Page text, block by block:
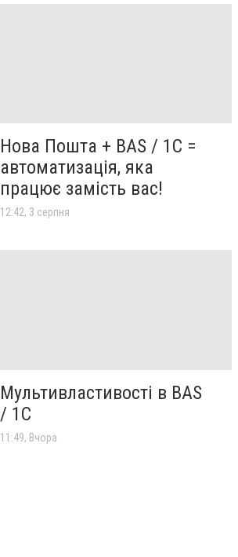
Нова Пошта + BAS / 1C =
автоматизація, яка
працює замість вас!
12:42, 3 серпня
Мультивластивості в BAS
/ 1C
11:49, Вчора